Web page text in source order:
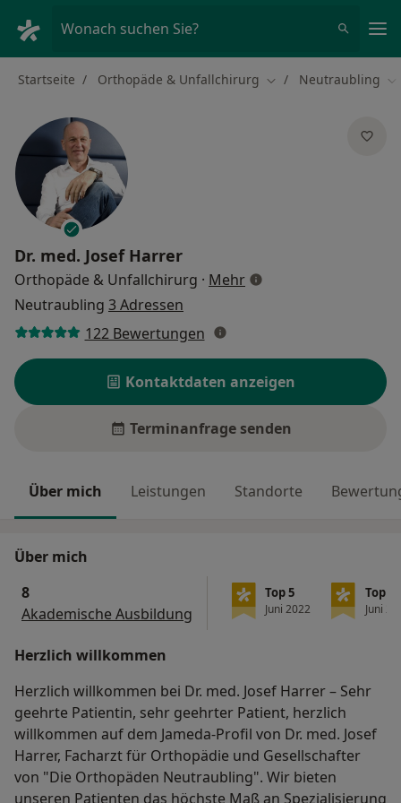
Wonach suchen Sie?
Startseite Orthopäde & Unfallchirurg Stadt ändern
Neutraubling
Dr. med. Josef Harrer
Orthopäde & Unfallchirurg · Mehrüber Spezialisierungen
Neutraubling 3 Adressen
122 Bewertungen
Kontaktdaten anzeigen
Terminanfrage senden
Über mich Leistungen Standorte
Über mich
8
Akademische Ausbildung
Top 5
Juni 2022
Top 5
Juni
Herzlich willkommen
Herzlich willkommen bei Dr. med. Josef Harrer – Sehr
geehrte Patientin, sehr geehrter Patient, herzlich
willkommen auf dem Jameda-Profil von Dr. med. Josef
Harrer, Facharzt für Orthopädie und Gesellschafter
von "Die Orthopäden Neutraubling". Wir bieten
unseren Patienten das höchste Maß an Spezialisierung